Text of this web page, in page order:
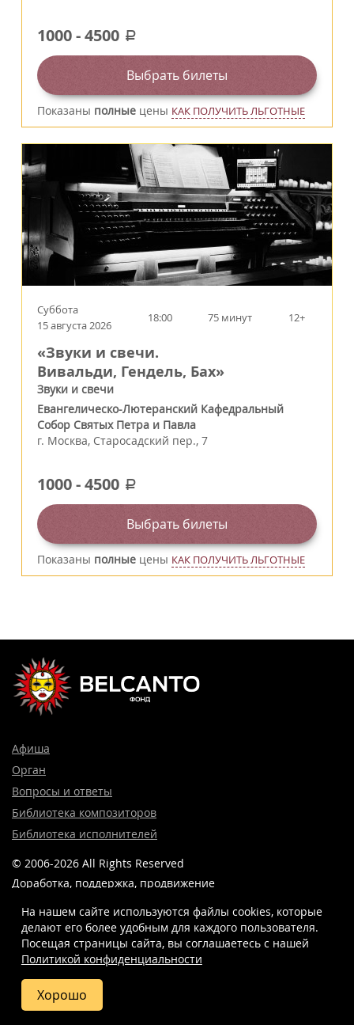
1000-4500 a
Выбрать билеты
Показаны полные цены КАК ПОЛУЧИТЬ ЛЬГОТНЫЕ
Суббота
15 августа 2026
18:00 75 минут 12+
«Звуки и свечи.
Вивальди, Гендель, Бах»
Звуки и свечи
Евангелическо-Лютеранский Кафедральный
Собор Святых Петра и Павла
г. Москва, Старосадский пер., 7
1000-4500 a
Выбрать билеты
Показаны полные цены КАК ПОЛУЧИТЬ ЛЬГОТНЫЕ
Афиша
Орган
Вопросы и ответы
Библиотека композиторов
Библиотека исполнителей
© 2006-2026 All Rights Reserved
Доработка, поддержка, продвижение
8 (499) 923-22-78
info@belcantofund.com
На нашем сайте используются файлы cookies, которые
делают его более удобным для каждого пользователя.
Посещая страницы сайта, вы соглашаетесь c нашей
Политикой конфиденциальности
Хорошо